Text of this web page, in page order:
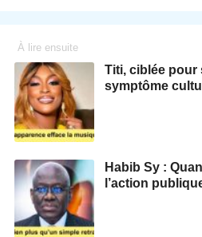
À lire ensuite
Titi, ciblée pour
symptôme
Habib Sy :
l’action